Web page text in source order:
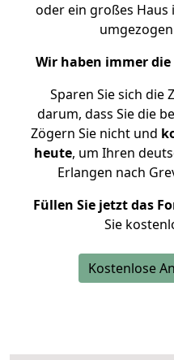
oder ein großes Haus
Wir haben immer
Sparen Sie sich die
darum, dass Sie die
Zögern Sie nicht und
heute, um Ihren
Erlangen nach
Füllen Sie jetzt das
Sie
Kostenlose